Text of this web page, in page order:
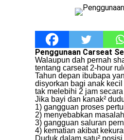
Penggunaan Carseat
Walaupun dah pernah
tentang carseat 2-hour
Tahun depan ibubapa
disyorkan bagi anak
tak melebihi 2 jam
Jika bayi dan kanak²
1) gangguan proses
2) menyebabkan
3) gangguan saluran
4) kematian akibat
Duduk dalam satu²